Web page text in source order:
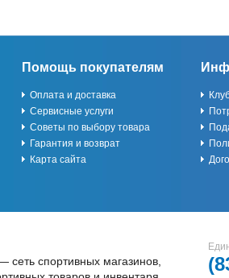
Помощь покупателям
Оплата и доставка
Сервисные услуги
Советы по выбору товара
Гарантия и возврат
Карта сайта
сеть спортивных магазинов,